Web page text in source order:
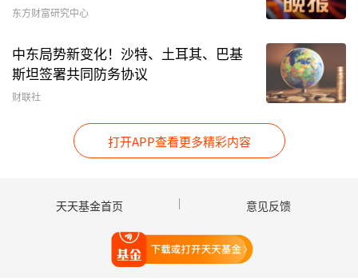
黄金等多只资源主题ETF涨幅明显。
Wind数据显示，1月9日，全市场14只商品型
东方财富研究中心
中东局势新变化！沙特、土耳其、巴基
斯坦签署共同防务协议
财联社
打开APP查看更多精彩内容
天天基金首页 意见反馈
打开天天基金